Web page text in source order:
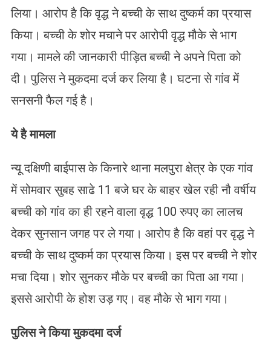
लिया। आरोप है कि वृद्ध ने बच्ची के साथ दुष्कर्म का प्रयास
किया। बच्ची के शोर मचाने पर आरोपी वृद्ध मौके से भाग
गया। मामले की जानकारी पीड़ित बच्ची ने अपने पिता को
दी। पुलिस ने मुकदमा दर्ज कर लिया है। घटना से गांव में
सनसनी फैल गई है।
ये है मामला
न्यू दक्षिणी बाईपास के किनारे थाना मलपुरा क्षेत्र के एक गांव
में सोमवार सुबह साढे 11 बजे घर के बाहर खेल रही नौ वर्षीय
बच्ची को गांव का ही रहने वाला वृद्ध 100 रुपए का लालच
देकर सुनसान जगह पर ले गया। आरोप है कि वहां पर वृद्ध ने
बच्ची के साथ दुष्कर्म का प्रयास किया। इस पर बच्ची ने शोर
मचा दिया। शोर सुनकर मौके पर बच्ची का पिता आ गया।
इससे आरोपी के होश उड़ गए। वह मौके से भाग गया।
पुलिस ने किया मुकदमा दर्ज